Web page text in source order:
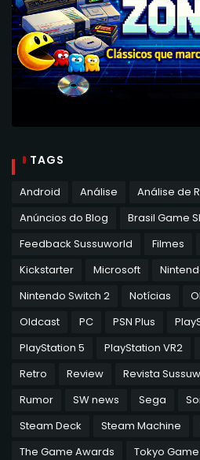
TAGS
Android Análise
Análise de
Anúncios do Blog
Brasil Game
Feedback Sussuworld
Filmes
Kickstarter
Microsoft
Nintendo Switch 2
Notícias
Oldcast
PC PSN Plus
PlayStation 5
PlayStation VR2
Retro
Review Revista
Rumor
SW news Sega
Steam Deck
Steam Machine
The Game Awards
Tokyo